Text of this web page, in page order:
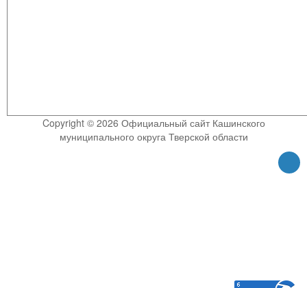
Copyright © 2026 Официальный сайт Кашинского
муниципального округа Тверской области